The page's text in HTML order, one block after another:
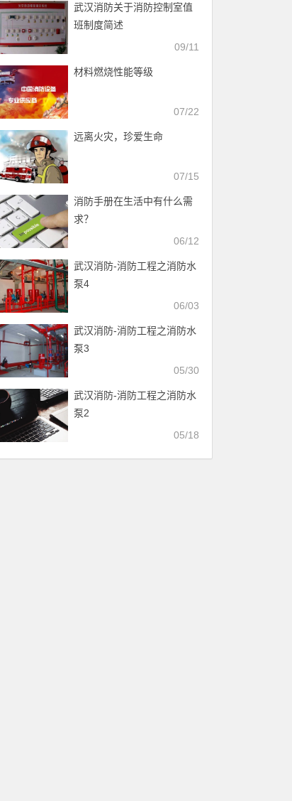
武汉消防关于消防控制室值
班制度简述
09/11
材料燃烧性能等级
07/22
远离火灾，珍爱生命
07/15
消防手册在生活中有什么需
求？
06/12
武汉消防-消防工程之消防水
泵4
06/03
武汉消防-消防工程之消防水
泵3
05/30
武汉消防-消防工程之消防水
泵2
05/18